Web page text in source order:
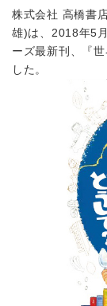
株式会社 高橋書
雄)は、2018年5
ーズ最新刊、『
した。